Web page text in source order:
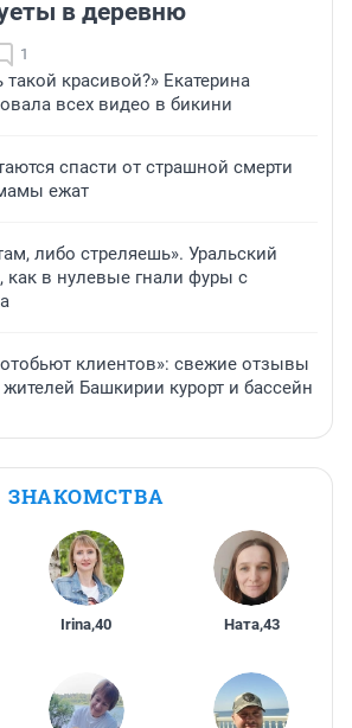
в деревню
1
красивой?» Екатерина
всех видео в бикини
спасти от страшной смерти
ежат
либо стреляешь». Уральский
как в нулевые гнали фуры с
клиентов»: свежие отзывы
Башкирии курорт и бассейн
ЗНАКОМСТВА
Irina,40 Ната,43